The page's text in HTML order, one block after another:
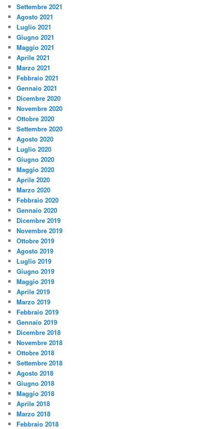
Settembre 2021
Agosto 2021
Luglio 2021
Giugno 2021
Maggio 2021
Aprile 2021
Marzo 2021
Febbraio 2021
Gennaio 2021
Dicembre 2020
Novembre 2020
Ottobre 2020
Settembre 2020
Agosto 2020
Luglio 2020
Giugno 2020
Maggio 2020
Aprile 2020
Marzo 2020
Febbraio 2020
Gennaio 2020
Dicembre 2019
Novembre 2019
Ottobre 2019
Agosto 2019
Luglio 2019
Giugno 2019
Maggio 2019
Aprile 2019
Marzo 2019
Febbraio 2019
Gennaio 2019
Dicembre 2018
Novembre 2018
Ottobre 2018
Settembre 2018
Agosto 2018
Giugno 2018
Maggio 2018
Aprile 2018
Marzo 2018
Febbraio 2018